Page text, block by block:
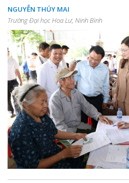
NGUYỄN THÚY MAI
Trường Đại học Hoa Lư, Ninh Bình